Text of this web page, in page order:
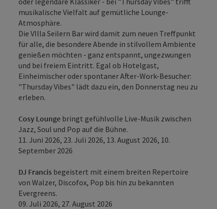
musikalische Vielfalt auf gemütliche Lounge-
Atmosphäre.
Die VIlla Seilern Bar wird damit zum neuen Treffpunkt
für alle, die besondere Abende in stilvollem Ambiente
genießen möchten - ganz entspannt, ungezwungen
und bei freiem Eintritt. Egal ob Hotelgast,
Einheimischer oder spontaner After-Work-Besucher:
"Thursday Vibes" lädt dazu ein, den Donnerstag neu zu
erleben.
Cosy Lounge bringt gefühlvolle Live-Musik zwischen
Jazz, Soul und Pop auf die Bühne.
11. Juni 2026, 23. Juli 2026, 13. August 2026, 10.
September 2026
DJ Francis begeistert mit einem breiten Repertoire
von Walzer, Discofox, Pop bis hin zu bekannten
Evergreens.
09. Juli 2026, 27. August 2026